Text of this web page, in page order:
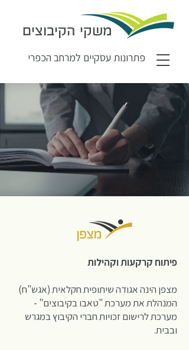
משקי הקיבוצים
פתרונות עסקיים למרחב הכפרי
פיתוח קרקעות וקהילות
מצפן הינה אגודה שיתופית חקלאית (אגש"ח)
המנהלת את מערכת "טאבו בקיבוצים" -
מערכת לרישום זכויות חברי הקיבוץ במגרש
ובבית.